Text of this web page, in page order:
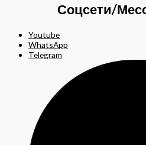
Соцсети/
Youtube
WhatsApp
Telegram